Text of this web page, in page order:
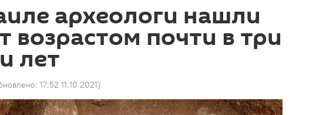
археологи нашли
возрастом почти в три
лет
17:52 11.10.2021)